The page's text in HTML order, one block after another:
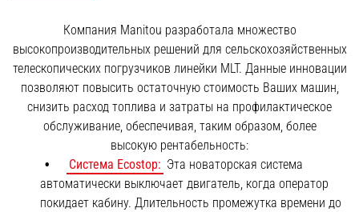
Компания Manitou разработала множество
высокопроизводительных решений для сельскохозяйственных
телескопических погрузчиков линейки MLT. Данные инновации
позволяют повысить остаточную стоимость Ваших машин,
снизить расход топлива и затраты на профилактическое
обслуживание, обеспечивая, таким образом, более
высокую рентабельность:
Система Ecostop: Эта новаторская система
автоматически выключает двигатель, когда оператор
покидает кабину. Длительность промежутка времени до